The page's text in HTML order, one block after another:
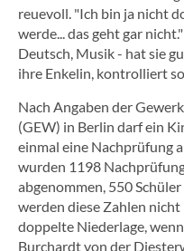
reuevoll. "Ich bin ja nicht
werde... das geht gar
Deutsch, Musik - hat sie
ihre Enkelin, kontrolliert
Nach Angaben der
(GEW) in Berlin darf ein
einmal eine Nachprüfung
wurden 1198
abgenommen, 550
werden diese Zahlen
doppelte Niederlage,
Burchardt von der